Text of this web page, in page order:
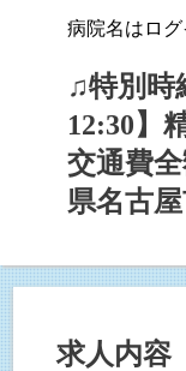
病院名はロ
♫特別時
12:30】
交通費
県名古屋
求人内容